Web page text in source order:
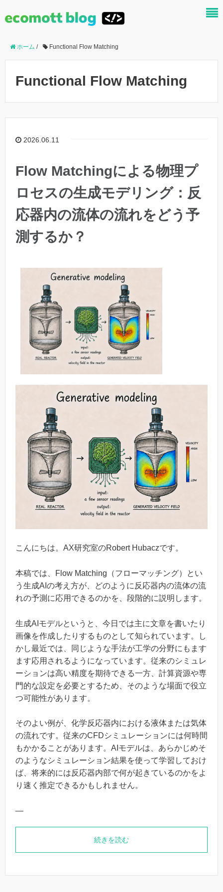
ホーム / Functional Flow Matching
Functional Flow Matching
2026.06.11
Flow Matchingによる物理プ
ロセスの生成モデリング：反
応器内の流体の流れをどう予
測するか？
こんにちは。AX研究室のRobert Hubaczです。
本稿では、Flow Matching（フローマッチング）とい
う生成AIの考え方が、どのように反応器内の流体の流
れの予測に応用できるのかを、段階的に説明します。
生成AIモデルというと、今日では主に文章を書いたり
画像を作成したりするものとして知られています。し
かし最近では、同じような手法が工学の分野にもます
ます応用されるようになっています。従来のシミュレ
ーションは高い精度を期待できる一方、計算資源や専
門的な設定を必要とするため、そのような場面で役立
つ可能性があります。
そのよい例が、化学反応器内における液体または気体
の流れです。従来のCFDシミュレーションには何時間
もかかることがあります。AIモデルは、あらかじめそ
のようなシミュレーション結果を使って学習しておけ
ば、将来的には反応器内部で何が起きているのかをよ
り速く推定できるかもしれません。
—
続きを読む